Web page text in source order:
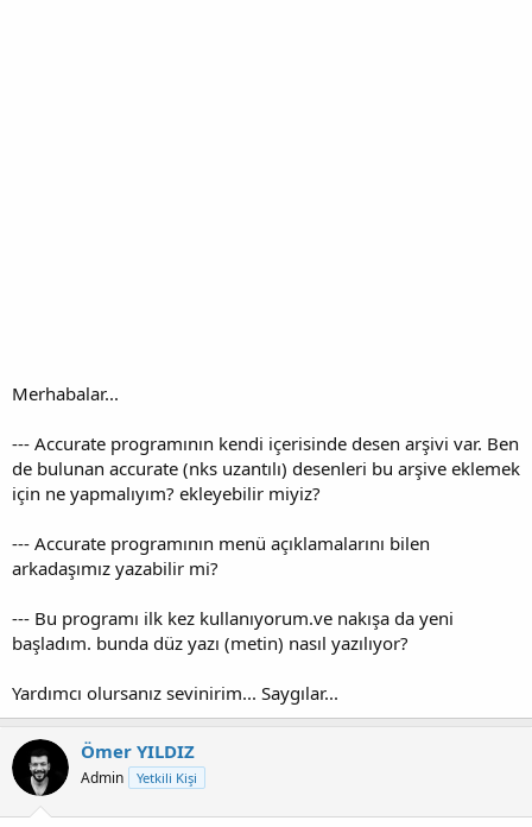
Merhabalar...
--- Accurate programının kendi içerisinde desen arşivi var. Ben
de bulunan accurate (nks uzantılı) desenleri bu arşive eklemek
için ne yapmalıyım? ekleyebilir miyiz?
--- Accurate programının menü açıklamalarını bilen
arkadaşımız yazabilir mi?
--- Bu programı ilk kez kullanıyorum.ve nakışa da yeni
başladım. bunda düz yazı (metin) nasıl yazılıyor?
Yardımcı olursanız sevinirim... Saygılar...
Ömer YILDIZ
Admin Yetkili Kişi